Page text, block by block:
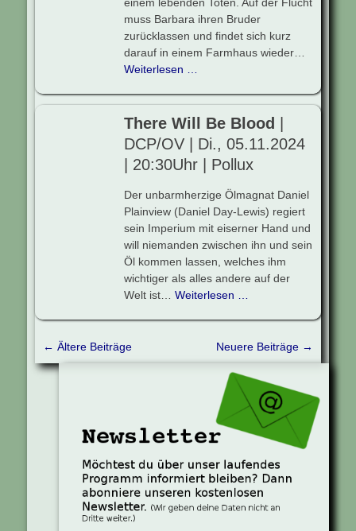
einem lebenden Toten. Auf der Flucht
muss Barbara ihren Bruder
zurücklassen und findet sich kurz
darauf in einem Farmhaus wieder…
Weiterlesen …
There Will Be Blood
DCP/OV | Di., 05.11.2024
| 20:30Uhr | Pollux
Der unbarmherzige Ölmagnat Daniel
Plainview (Daniel Day-Lewis) regiert
sein Imperium mit eiserner Hand und
will niemanden zwischen ihn und sein
Öl kommen lassen, welches ihm
wichtiger als alles andere auf der
Welt ist… Weiterlesen …
Beitragsnavigation
← Ältere Beiträge Neuere Beiträge →